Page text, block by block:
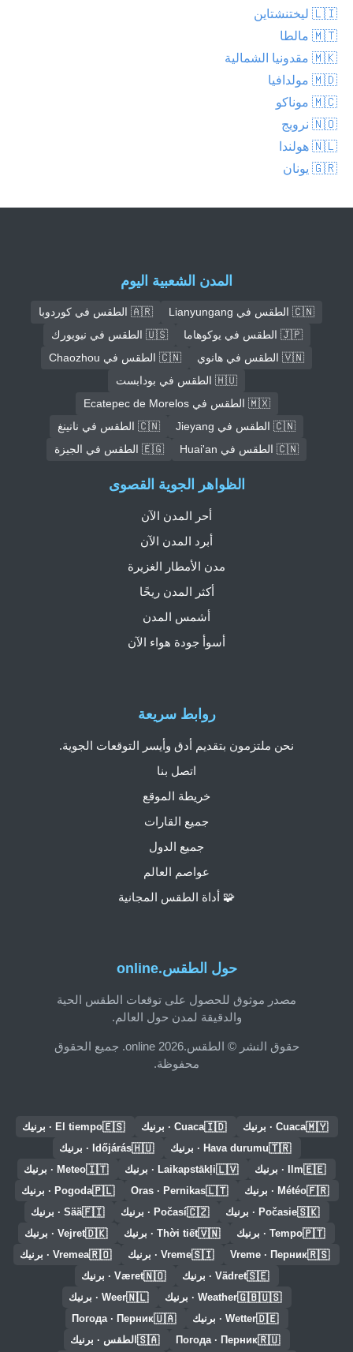
🇱🇮 ليختنشتاين
🇲🇹 مالطا
🇲🇰 مقدونيا الشمالية
🇲🇩 مولدافيا
🇲🇨 موناكو
🇳🇴 نرويج
🇳🇱 هولندا
🇬🇷 يونان
المدن الشعبية اليوم
🇨🇳 الطقس في Lianyungang
🇦🇷 الطقس في كوردوبا
🇯🇵 الطقس في يوكوهاما
🇺🇸 الطقس في نيويورك
🇻🇳 الطقس في هانوي
🇨🇳 الطقس في Chaozhou
🇭🇺 الطقس في بودابست
🇲🇽 الطقس في Ecatepec de Morelos
🇨🇳 الطقس في Jieyang
🇨🇳 الطقس في نانينغ
🇨🇳 الطقس في Huai'an
🇪🇬 الطقس في الجيزة
حول الطقس.online
مصدر موثوق للحصول على توقعات الطقس الحية
والدقيقة لمدن حول العالم.
حقوق النشر © الطقس.online 2026. جميع الحقوق
محفوظة.
روابط سريعة
نحن ملتزمون بتقديم أدق وأيسر التوقعات الجوية.
اتصل بنا
خريطة الموقع
جميع القارات
جميع الدول
عواصم العالم
🧩 أداة الطقس المجانية
الظواهر الجوية القصوى
أحر المدن الآن
أبرد المدن الآن
مدن الأمطار الغزيرة
أكثر المدن ريحًا
أشمس المدن
أسوأ جودة هواء الآن
🇲🇾Cuaca · برنيك 🇮🇩Cuaca · برنيك 🇪🇸El tiempo · برنيك
🇹🇷Hava durumu · برنيك 🇭🇺Időjárás · برنيك
🇪🇪Ilm · برنيك 🇱🇻Laikapstākļi · برنيك 🇮🇹Meteo · برنيك
🇫🇷Météo · برنيك 🇱🇹
Oras · Pernikas
🇵🇱Pogoda · برنيك
🇸🇰Počasie · برنيك 🇨🇿Počasí · برنيك 🇫🇮Sää · برنيك
🇵🇹Tempo · برنيك 🇻🇳Thời tiết · برنيك 🇩🇰Vejret · برنيك
🇷🇸
Vreme · Перник
🇸🇮Vreme · برنيك 🇷🇴Vremea · برنيك
🇸🇪Vädret · برنيك 🇳🇴Været · برنيك
🇬🇧🇺🇸Weather · برنيك 🇳🇱Weer · برنيك
🇩🇪Wetter · برنيك 🇺🇦
Погода · Перник
🇷🇺
Погода · Перник
🇸🇦 الطقس · برنيك